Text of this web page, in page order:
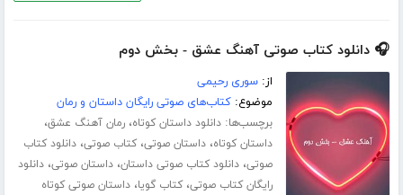
🎧 دانلود کتاب صوتی آهنگ عشق - بخش دوم
از:سوری رحیمی
موضوع:کتاب‌های صوتی رایگان داستان و رمان
برچسب‌ها:دانلود داستان کوتاه،رمان آهنگ عشق،
داستان کوتاه،داستان صوتی،کتاب صوتی،دانلود کتاب
صوتی،دانلود کتاب صوتی داستان،داستان صوتی،دانلود
رایگان کتاب صوتی،کتاب گویا،داستان صوتی کوتاه